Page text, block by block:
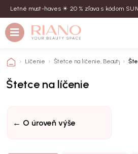
must-haves ☀︎ 20 % zľava s kódom SUN20
Líčenie Štetce na líčenie, Beauty
Štetce na líčenie
← O úroveň výše